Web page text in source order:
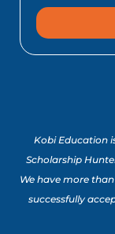
Kobi Education
Scholarship
We have more
successfully